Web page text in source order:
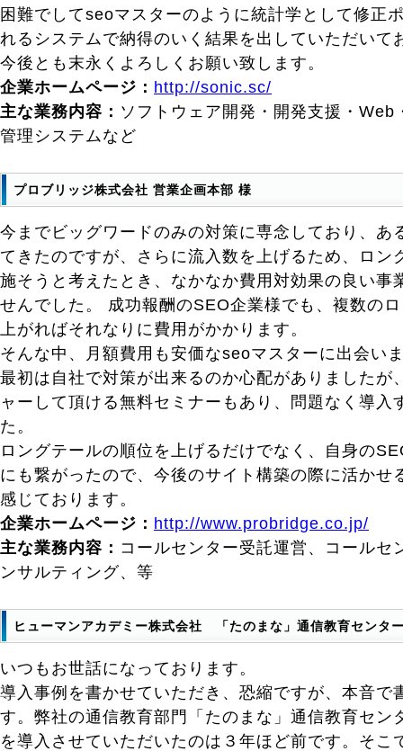
困難でしてseoマスターのように統計学として修正
れるシステムで納得のいく結果を出していただいて
今後とも末永くよろしくお願い致します。
企業ホームページ： http://sonic.sc/
主な業務内容： ソフトウェア開発・開発支援・Web
管理システムなど
プロブリッジ株式会社 営業企画本部 様
今までビッグワードのみの対策に専念しており、あ
てきたのですが、さらに流入数を上げるため、ロン
施そうと考えたとき、なかなか費用対効果の良い事
せんでした。 成功報酬のSEO企業様でも、複数の
上がればそれなりに費用がかかります。
そんな中、月額費用も安価なseoマスターに出会い
最初は自社で対策が出来るのか心配がありましたが
ャーして頂ける無料セミナーもあり、問題なく導入
た。
ロングテールの順位を上げるだけでなく、自身の
にも繋がったので、今後のサイト構築の際に活かせ
感じております。
企業ホームページ： http://www.probridge.co.jp/
主な業務内容： コールセンター受託運営、コールセ
ンサルティング、等
ヒューマンアカデミー株式会社 「たのまな」通信教育センタ
いつもお世話になっております。
導入事例を書かせていただき、恐縮ですが、本音で
す。弊社の通信教育部門「たのまな」通信教育セン
を導入させていただいたのは３年ほど前です。そこ